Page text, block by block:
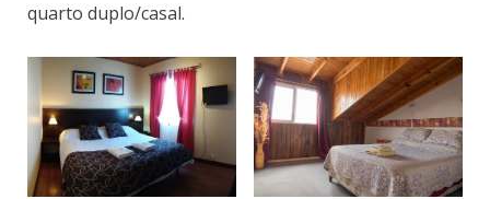
quarto duplo/casal.